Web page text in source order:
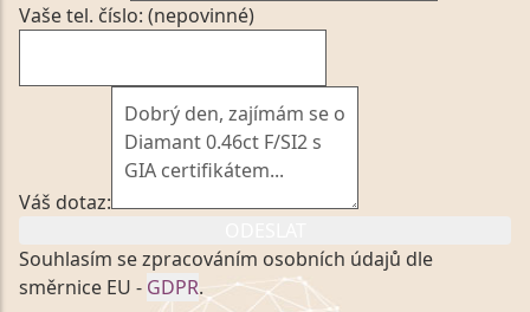
Vaše tel. číslo: (nepovinné)
Váš dotaz:
Souhlasím se zpracováním osobních údajů dle
směrnice EU - GDPR.